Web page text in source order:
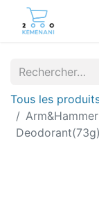
Tous les